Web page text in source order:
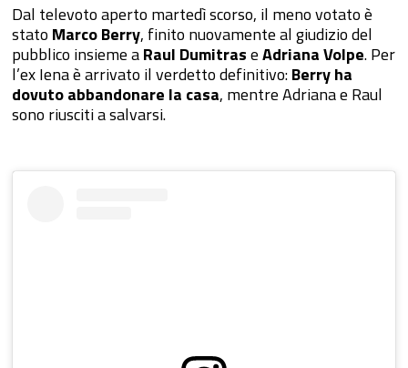
Dal televoto aperto martedì scorso, il meno votato è
stato Marco Berry, finito nuovamente al giudizio del
pubblico insieme aRaul DumitraseAdriana Volpe. Per
l’ex Iena è arrivato il verdetto definitivo:Berry ha
dovuto abbandonare la casa, mentre Adriana e Raul
sono riusciti a salvarsi.